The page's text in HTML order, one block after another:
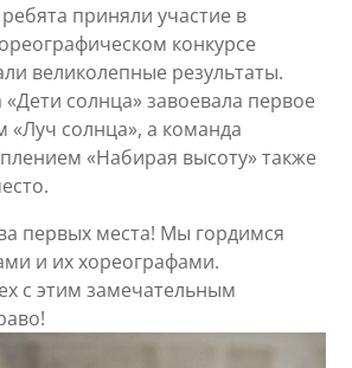
приняли участие в
конкурсе
великолепные результаты.
солнца» завоевала первое
«Луч солнца», а команда
«Набирая высоту» также
первых места! Мы гордимся
и их хореографами.
с этим замечательным